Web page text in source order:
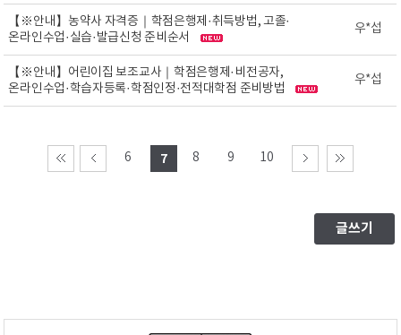
【※안내】농약사 자격증｜학점은행제·취득방법, 고졸·
온라인수업·실습·발급신청 준비순서
우*섭
【※안내】어린이집 보조교사｜학점은행제·비전공자,
온라인수업·학습자등록·학점인정·전적대학점 준비방법
우*섭
6 7 8 9 10
글쓰기